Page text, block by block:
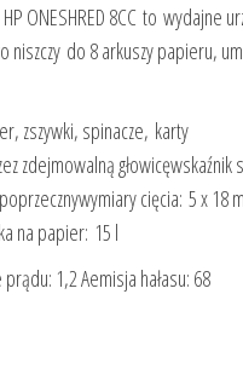
ONESHRED 8CC to wydajne
do 8 arkuszy papieru,
zszywki, spinacze, karty
zdejmowalną głowicęwskaźnik
cięcia: 5 x 18
na papier: 15 l
1,2 Aemisja hałasu: 68